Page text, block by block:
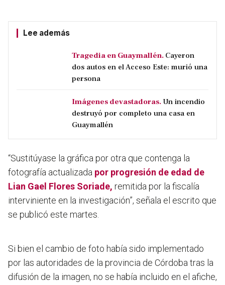
Lee además
Tragedia en Guaymallén. Cayeron
dos autos en el Acceso Este: murió una
persona
Imágenes devastadoras. Un incendio
destruyó por completo una casa en
Guaymallén
“Sustitúyase la gráfica por otra que contenga la
fotografía actualizada por progresión de edad de
Lian Gael Flores Soriade, remitida por la fiscalía
interviniente en la investigación”, señala el escrito que
se publicó este martes.
Si bien el cambio de foto había sido implementado
por las autoridades de la provincia de Córdoba tras la
difusión de la imagen, no se había incluido en el afiche,